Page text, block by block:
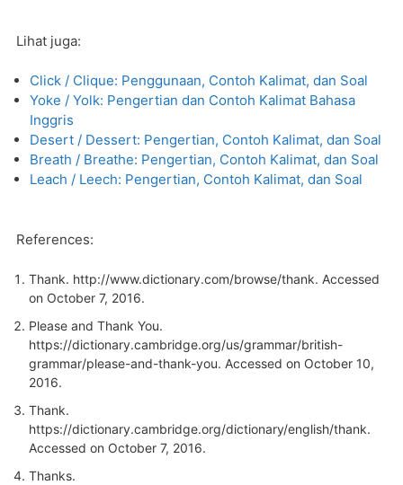
Lihat juga:
Click / Clique: Penggunaan, Contoh Kalimat, dan Soal
Yoke / Yolk: Pengertian dan Contoh Kalimat Bahasa
Inggris
Desert / Dessert: Pengertian, Contoh Kalimat, dan Soal
Breath / Breathe: Pengertian, Contoh Kalimat, dan Soal
Leach / Leech: Pengertian, Contoh Kalimat, dan Soal
References:
Thank. http://www.dictionary.com/browse/thank. Accessed
on October 7, 2016.
Please and Thank You.
https://dictionary.cambridge.org/us/grammar/british-
grammar/please-and-thank-you. Accessed on October 10,
2016.
Thank.
https://dictionary.cambridge.org/dictionary/english/thank.
Accessed on October 7, 2016.
Thanks.